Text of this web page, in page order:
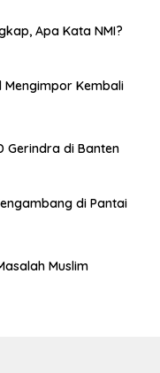
Apa Kata NMI?
Mengimpor Kembali
Gerindra di Banten
di Pantai
Muslim